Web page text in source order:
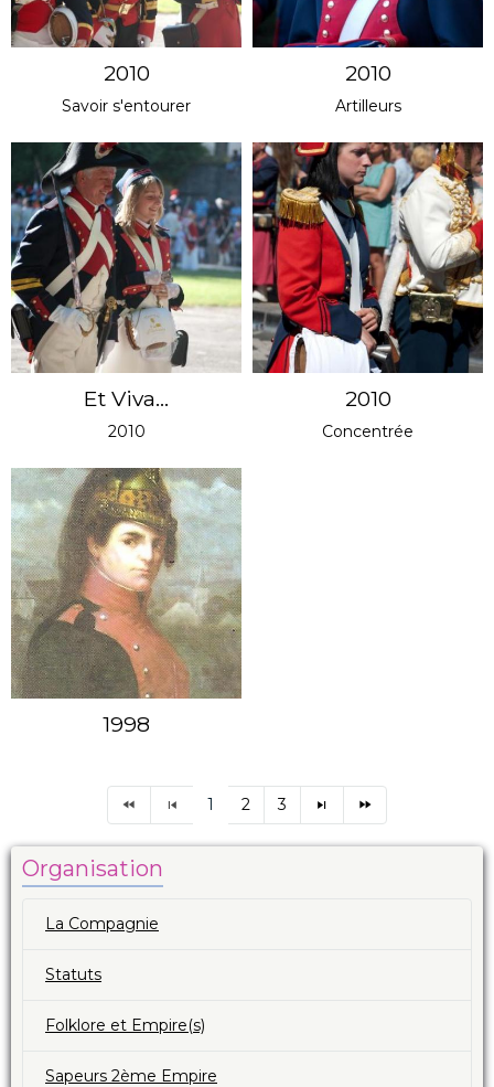
2010
Savoir s'entourer
2010
Artilleurs
Et Viva...
2010
2010
Concentrée
1998
1 2 3
Organisation
La Compagnie
Statuts
Folklore et Empire(s)
Sapeurs 2ème Empire